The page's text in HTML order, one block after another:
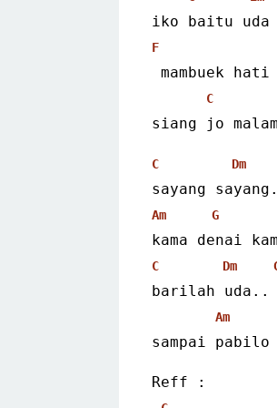
iko baitu
F
mambuek
C
siang jo
C Dm
sayang
Am G
kama denai
C Dm
barilah uda..
Am
sampai pabilo
Reff :